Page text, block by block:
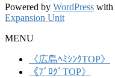
Powered by WordPress with
Expansion Unit
MENU
《広島ﾍﾐｼﾝｸTOP》
《ﾌﾞﾛｸﾞTOP》